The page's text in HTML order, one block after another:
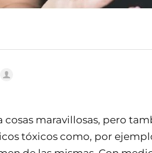
cosas maravillosas, pero
tóxicos como, por